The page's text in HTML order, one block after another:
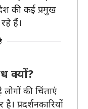
की कई प्रमुख
हैं।
क्यों?
की चिंताएं
प्रदर्शनकारियों